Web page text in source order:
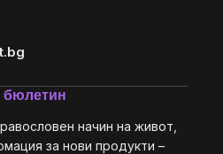
бюлетин
начин на живот,
за нови продукти –